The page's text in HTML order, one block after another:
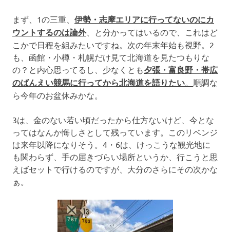
まず、1の三重、 伊勢・志摩エリアに行ってないのにカ
ウントするのは論外、と分かってはいるので、これはど
こかで日程を組みたいですね。次の年末年始も視野。2
も、函館・小樽・札幌だけ見て北海道を見たつもりな
の？と内心思ってるし、少なくとも夕張・富良野・帯広
のばんえい競馬に行ってから北海道を語りたい
順調な
ら今年のお盆休みかな。
3は、金のない若い頃だったから仕方ないけど、今とな
ってはなんか悔しさとして残っています。このリベンジ
は来年以降になりそう。4・6は、けっこうな観光地に
も関わらず、手の届きづらい場所というか、行こうと思
えばセットで行けるのですが、大分のさらにその次かな
ぁ。